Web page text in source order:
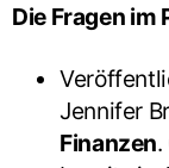
Die Fragen im
Jennifer
Finanzen